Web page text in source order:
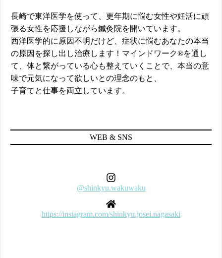
長崎で東洋医学を使って、更年期に悩む女性や妊活に頑
張る女性を応援しながら鍼灸院を開いています。
西洋医学的に原因不明だけど、症状に悩むあなたの本当
の原因を探し出し治療します！マインドワーク®︎を通し
て、体と繋がっている心も整えていくことで、本当の意
味で元気になって欲しいとの理念のもと、
子育てと仕事を両立しています。
WEB & SNS
@shinkyu.wakuwaku
https://instagram.com/shinkyu.josei.nagasaki